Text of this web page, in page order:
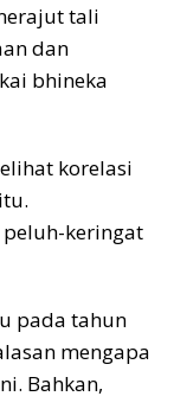
tali
dan
bhineka
korelasi
keringat
pada tahun
mengapa
Bahkan,